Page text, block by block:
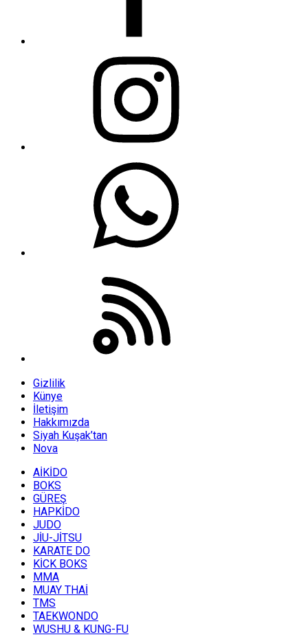
Gizlilik
Künye
İletişim
Hakkımızda
Siyah Kuşak’tan
Nova
AİKİDO
BOKS
GÜREŞ
HAPKİDO
JUDO
JİU-JİTSU
KARATE DO
KİCK BOKS
MMA
MUAY THAİ
TMS
TAEKWONDO
WUSHU & KUNG-FU